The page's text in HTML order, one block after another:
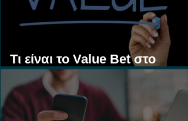
Τι είναι το Value Bet στο
Στοίχημα;